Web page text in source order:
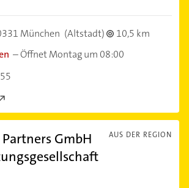
München (Altstadt)
10,5 km
–Öffnet Montag um 08:00
AUS DER REGION
GmbH